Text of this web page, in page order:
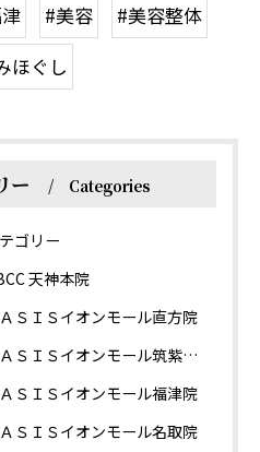
#美容
#美容整体
ほぐし
ー Categories
ゴリー
天神本院
ＳＩＳイオンモール直方院
ＳＩＳイオンモール筑紫野院
ＳＩＳイオンモール福津院
ＳＩＳイオンモール名取院